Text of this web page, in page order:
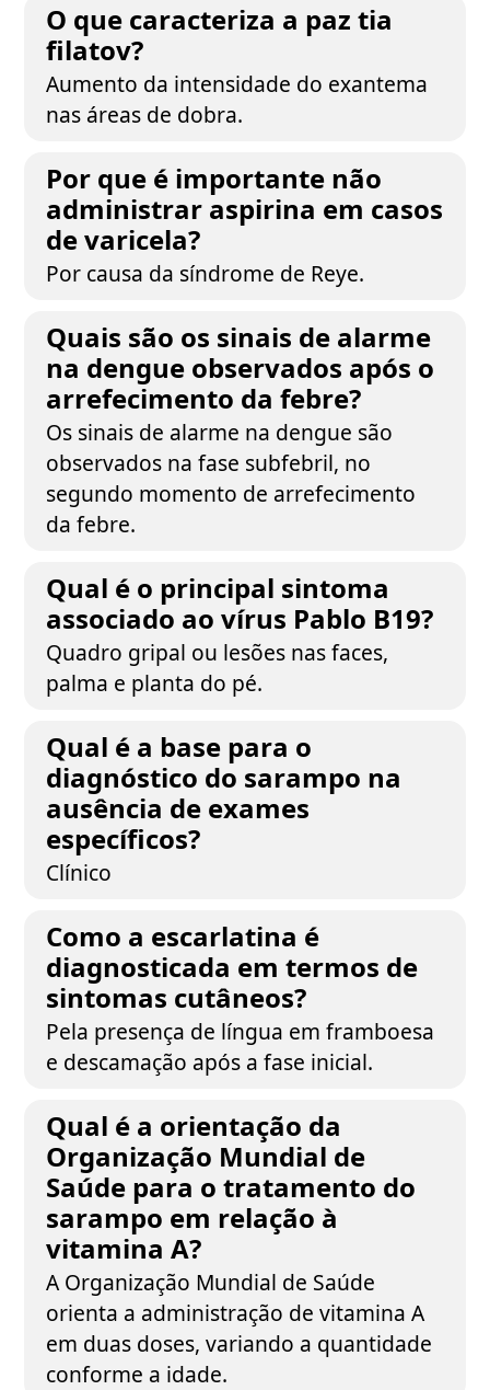
O que caracteriza a paz tia
filatov?
Aumento da intensidade do exantema
nas áreas de dobra.
Por que é importante não
administrar aspirina em casos
de varicela?
Por causa da síndrome de Reye.
Quais são os sinais de alarme
na dengue observados após o
arrefecimento da febre?
Os sinais de alarme na dengue são
observados na fase subfebril, no
segundo momento de arrefecimento
da febre.
Qual é o principal sintoma
associado ao vírus Pablo B19?
Quadro gripal ou lesões nas faces,
palma e planta do pé.
Qual é a base para o
diagnóstico do sarampo na
ausência de exames
específicos?
Clínico
Como a escarlatina é
diagnosticada em termos de
sintomas cutâneos?
Pela presença de língua em framboesa
e descamação após a fase inicial.
Qual é a orientação da
Organização Mundial de
Saúde para o tratamento do
sarampo em relação à
vitamina A?
A Organização Mundial de Saúde
orienta a administração de vitamina A
em duas doses, variando a quantidade
conforme a idade.